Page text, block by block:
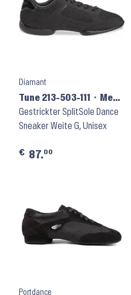
Diamant
Tune 213-503-111 ⬝ Mesh
Schwarz
Gestrickter SplitSole Dance
Sneaker Weite G, Unisex
€ 87.00
Portdance